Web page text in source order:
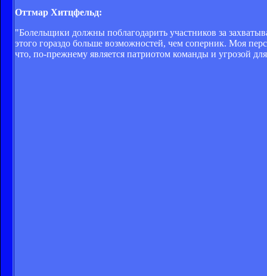
Оттмар Хитцфельд:
"Болельщики должны поблагодарить участников за
этого гораздо больше возможностей, чем соперник. Моя
что, по-прежнему является патриотом команды и угрозой